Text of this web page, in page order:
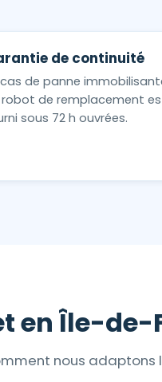
de continuité
cas de panne
robot de remplacement
sous 72 h ouvrées.
en Île-de-
nous